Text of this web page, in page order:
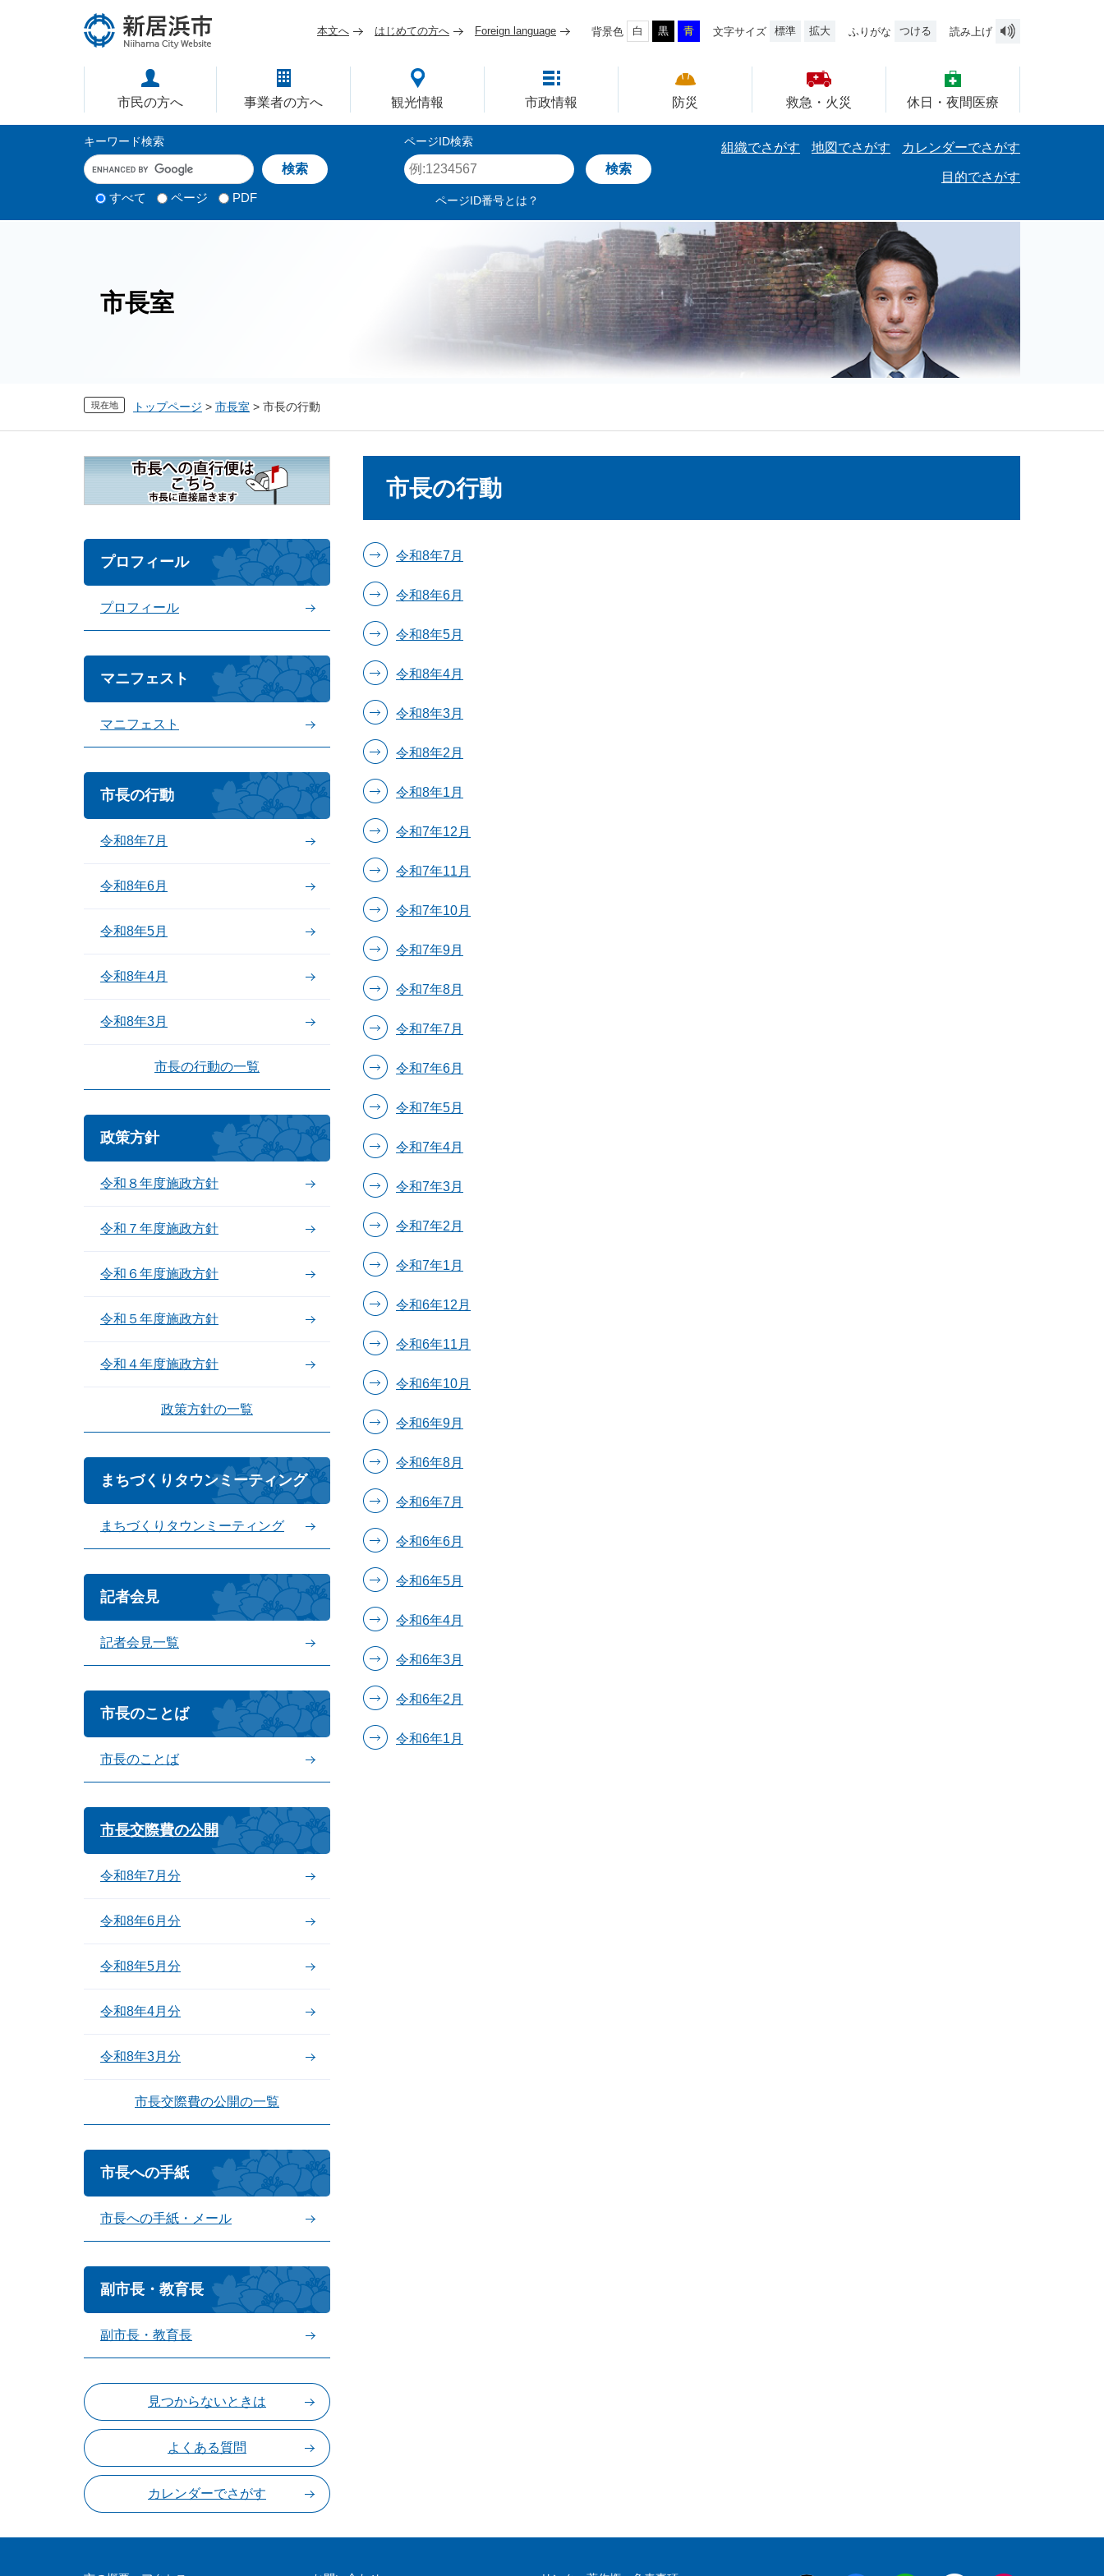
で
ば
本文へ はじめての方へ Foreign language 背景色 白 黒 青 文字サイズ 標準 拡大 ふりがな つける 読み上げ
市民の方へ 事業者の方へ 観光情報 市政情報 防災 救急・火災 休日・夜間医療
キーワード検索
キ
ー
検 すべて ページ PDF
ページID検索
ペ
ー
ページID番号とは？
組織でさがす 地図でさがす カレンダーでさがす
目的でさがす
市長室
現在地 トップページ > 市長室 > 市長の行動
市長の行動
令和8年7月
令和8年6月
令和8年5月
令和8年4月
令和8年3月
令和8年2月
令和8年1月
令和7年12月
令和7年11月
令和7年10月
令和7年9月
令和7年8月
令和7年7月
令和7年6月
令和7年5月
令和7年4月
令和7年3月
令和7年2月
令和7年1月
令和6年12月
令和6年11月
令和6年10月
令和6年9月
令和6年8月
令和6年7月
令和6年6月
令和6年5月
令和6年4月
令和6年3月
令和6年2月
令和6年1月
プロフィール
プロフィール
マニフェスト
マニフェスト
市長の行動
令和8年7月
令和8年6月
令和8年5月
令和8年4月
令和8年3月
市長の行動の一覧
政策方針
令和８年度施政方針
令和７年度施政方針
令和６年度施政方針
令和５年度施政方針
令和４年度施政方針
政策方針の一覧
まちづくりタウンミーティング
まちづくりタウンミーティング
記者会見
記者会見一覧
市長のことば
市長のことば
市長交際費の公開
令和8年7月分
令和8年6月分
令和8年5月分
令和8年4月分
令和8年3月分
市長交際費の公開の一覧
市長への手紙
市長への手紙・メール
副市長・教育長
副市長・教育長
見つからないときは
よくある質問
カレンダーでさがす